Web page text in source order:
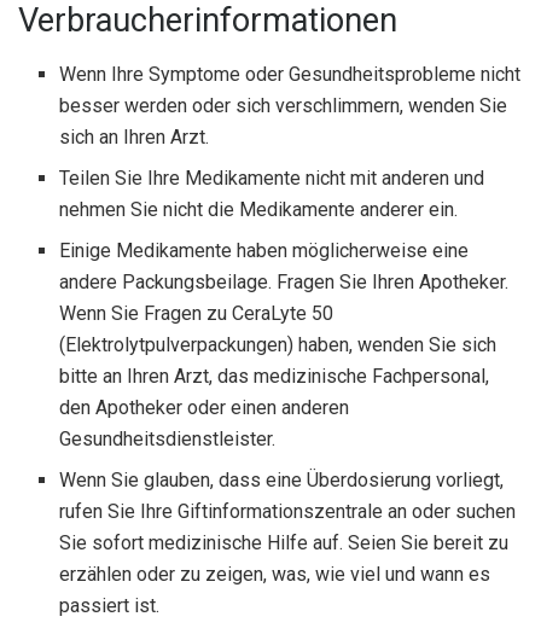
Verbraucherinformationen
Wenn Ihre Symptome oder Gesundheitsprobleme nicht
besser werden oder sich verschlimmern, wenden Sie
sich an Ihren Arzt.
Teilen Sie Ihre Medikamente nicht mit anderen und
nehmen Sie nicht die Medikamente anderer ein.
Einige Medikamente haben möglicherweise eine
andere Packungsbeilage. Fragen Sie Ihren Apotheker.
Wenn Sie Fragen zu CeraLyte 50
(Elektrolytpulverpackungen) haben, wenden Sie sich
bitte an Ihren Arzt, das medizinische Fachpersonal,
den Apotheker oder einen anderen
Gesundheitsdienstleister.
Wenn Sie glauben, dass eine Überdosierung vorliegt,
rufen Sie Ihre Giftinformationszentrale an oder suchen
Sie sofort medizinische Hilfe auf. Seien Sie bereit zu
erzählen oder zu zeigen, was, wie viel und wann es
passiert ist.